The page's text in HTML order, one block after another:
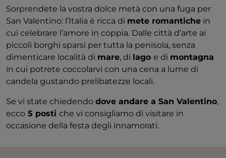
Sorprendete la vostra dolce metà con una fuga per
San Valentino: l’Italia è ricca di mete romantiche in
cui celebrare l’amore in coppia. Dalle città d’arte ai
piccoli borghi sparsi per tutta la penisola, senza
dimenticare località di mare, di lago e di montagna
in cui potrete coccolarvi con una cena a lume di
candela gustando prelibatezze locali.
Se vi state chiedendo dove andare a San Valentino,
ecco 5 posti che vi consigliamo di visitare in
occasione della festa degli innamorati.